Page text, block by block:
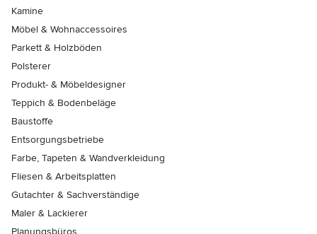
Kamine
Möbel & Wohnaccessoires
Parkett & Holzböden
Polsterer
Produkt- & Möbeldesigner
Teppich & Bodenbeläge
Baustoffe
Entsorgungsbetriebe
Farbe, Tapeten & Wandverkleidung
Fliesen & Arbeitsplatten
Gutachter & Sachverständige
Maler & Lackierer